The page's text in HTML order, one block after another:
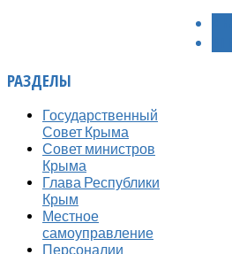
РАЗДЕЛЫ
Государственный
Совет Крыма
Совет министров
Крыма
Глава Республики
Крым
Местное
самоуправление
Персоналии